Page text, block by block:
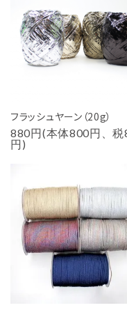
フラッシュヤーン（20g）
880円(本体800円、税
円)